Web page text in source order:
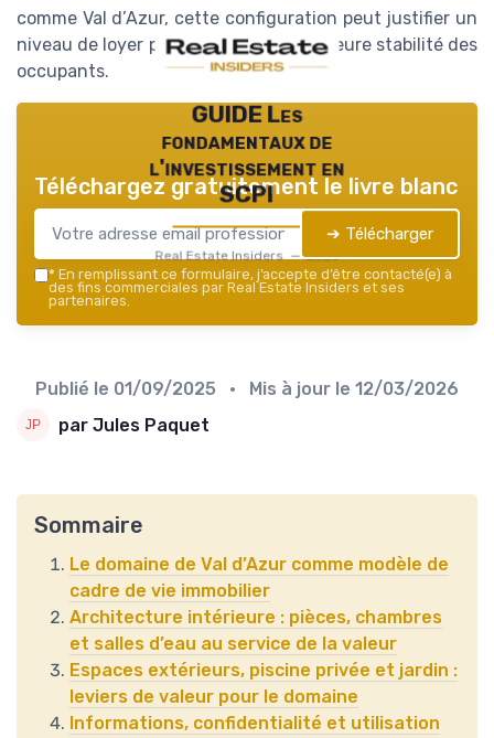
comme Val d’Azur, cette configuration peut justifier un
niveau de loyer plus élevé et une meilleure stabilité des
occupants.
GUIDE Les
fondamentaux de
l'investissement en
SCPI
Real Estate Insiders — 2026
Téléchargez gratuitement le livre blanc
➔ Télécharger
* En remplissant ce formulaire, j’accepte d’être contacté(e) à
des fins commerciales par Real Estate Insiders et ses
partenaires.
Publié le 01/09/2025 • Mis à jour le 12/03/2026
par Jules Paquet
Sommaire
Le domaine de Val d’Azur comme modèle de
cadre de vie immobilier
Architecture intérieure : pièces, chambres
et salles d’eau au service de la valeur
Espaces extérieurs, piscine privée et jardin :
leviers de valeur pour le domaine
Informations, confidentialité et utilisation